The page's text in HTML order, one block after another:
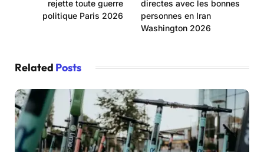
rejette toute guerre
politique Paris 2026
directes avec les bonnes
personnes en Iran
Washington 2026
Related Posts